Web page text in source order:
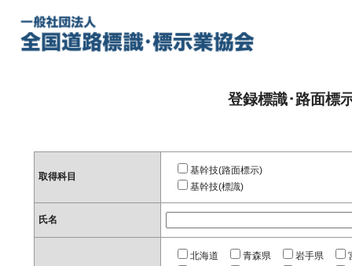
登録標識･路面標
取得科目
基幹技(路面標示)
基幹技(標識)
氏名
北海道 青森県 岩手県